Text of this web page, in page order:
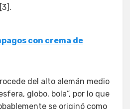
con crema de
del alto alemán medio
globo, bola”, por lo que
se originó como